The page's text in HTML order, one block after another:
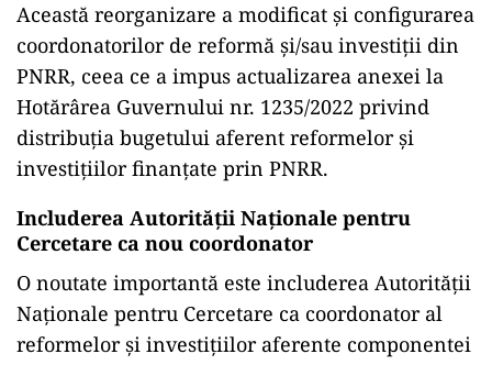
Această reorganizare a modificat și configurarea
coordonatorilor de reformă și/sau investiții din
PNRR, ceea ce a impus actualizarea anexei la
Hotărârea Guvernului nr. 1235/2022 privind
distribuția bugetului aferent reformelor și
investițiilor finanțate prin PNRR.
Includerea Autorității Naționale pentru
Cercetare ca nou coordonator
O noutate importantă este includerea Autorității
Naționale pentru Cercetare ca coordonator al
reformelor și investițiilor aferente componentei